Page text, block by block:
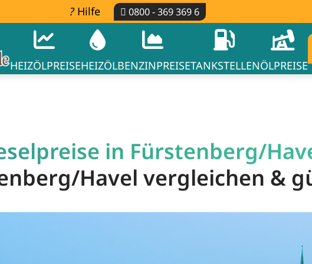
Hilfe 0800 - 369 369 6
HEIZÖLPREISEHEIZÖLBENZINPREISETANKSTELLENÖLPREISE
in Fürstenberg/
Havel vergleichen &